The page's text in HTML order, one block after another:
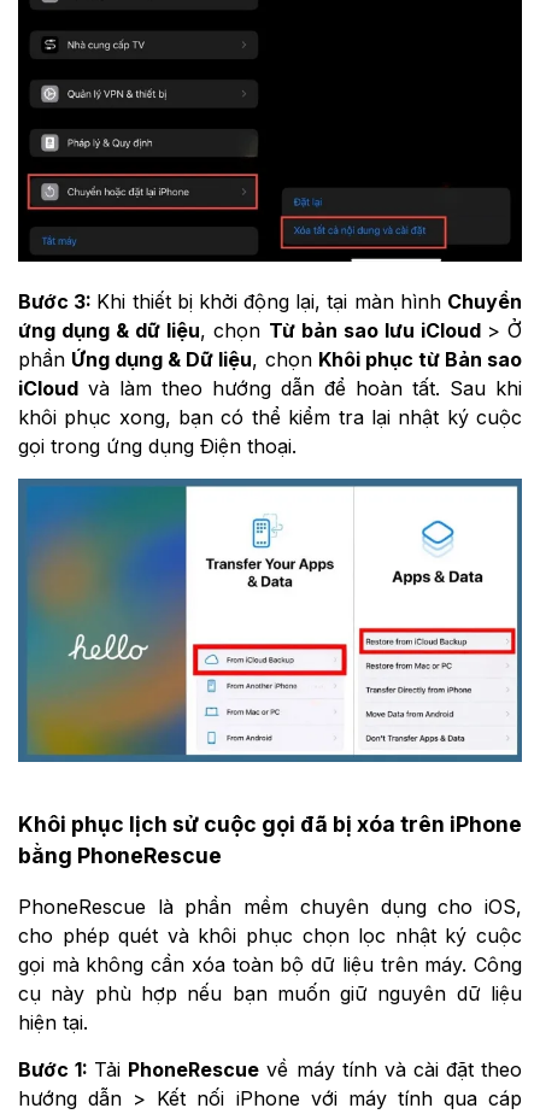
Bước 3: Khi thiết bị khởi động lại, tại màn hình Chuyển
ứng dụng & dữ liệu, chọn Từ bản sao lưu iCloud > Ở
phần Ứng dụng & Dữ liệu, chọn Khôi phục từ Bản sao
iCloud và làm theo hướng dẫn để hoàn tất. Sau khi
khôi phục xong, bạn có thể kiểm tra lại nhật ký cuộc
gọi trong ứng dụng Điện thoại.
Khôi phục lịch sử cuộc gọi đã bị xóa trên iPhone
bằng PhoneRescue
PhoneRescue là phần mềm chuyên dụng cho iOS,
cho phép quét và khôi phục chọn lọc nhật ký cuộc
gọi mà không cần xóa toàn bộ dữ liệu trên máy. Công
cụ này phù hợp nếu bạn muốn giữ nguyên dữ liệu
hiện tại.
Bước 1: Tải PhoneRescue về máy tính và cài đặt theo
hướng dẫn > Kết nối iPhone với máy tính qua cáp